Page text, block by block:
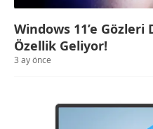
Windows 11’e
Özellik Geliyor!
3 ay önce